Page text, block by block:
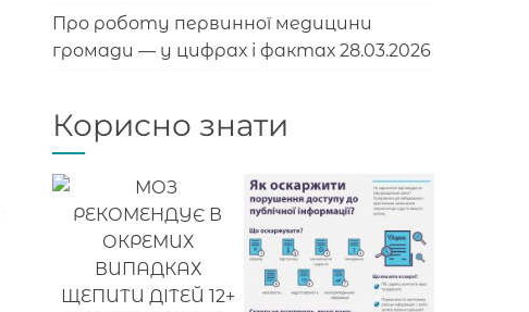
Про роботу первинної медицини
громади — у цифрах і фактах 28.03.2026
Корисно знати